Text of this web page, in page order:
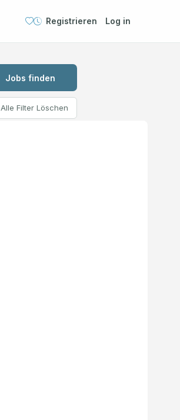
Registrieren Log in
Jobs finden
Alle Filter Löschen